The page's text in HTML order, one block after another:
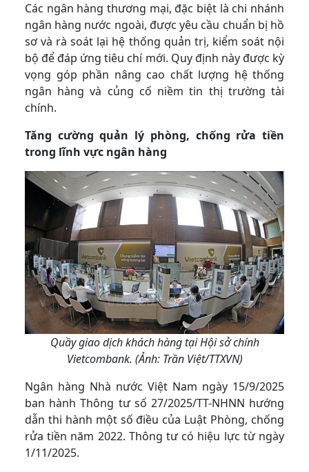
Các ngân hàng thương mại, đặc biệt là chi nhánh
ngân hàng nước ngoài, được yêu cầu chuẩn bị hồ
sơ và rà soát lại hệ thống quản trị, kiểm soát nội
bộ để đáp ứng tiêu chí mới. Quy định này được kỳ
vọng góp phần nâng cao chất lượng hệ thống
ngân hàng và củng cố niềm tin thị trường tài
chính.
Tăng cường quản lý phòng, chống rửa tiền
trong lĩnh vực ngân hàng
Quầy giao dịch khách hàng tại Hội sở chính
Vietcombank. (Ảnh: Trần Việt/TTXVN)
Ngân hàng Nhà nước Việt Nam ngày 15/9/2025
ban hành Thông tư số 27/2025/TT-NHNN hướng
dẫn thi hành một số điều của Luật Phòng, chống
rửa tiền năm 2022. Thông tư có hiệu lực từ ngày
1/11/2025.